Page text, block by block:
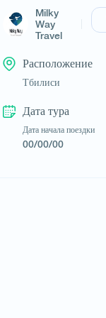
Milky
Way
Travel
Расположение
Тбилиси
Дата тура
Дата начала поездки
00/00/00